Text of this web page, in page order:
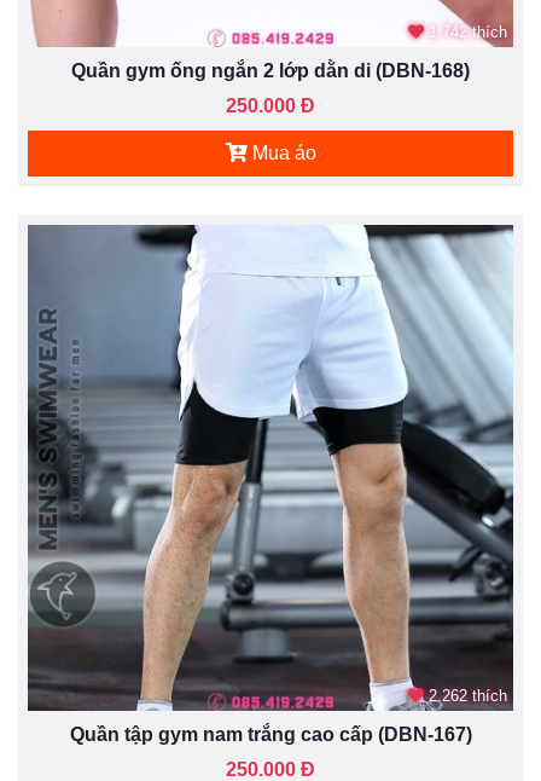
1.742 thích
Quần gym ống ngắn 2 lớp dằn di (DBN-168)
250.000 Đ
Mua áo
2.262 thích
Quần tập gym nam trắng cao cấp (DBN-167)
250.000 Đ